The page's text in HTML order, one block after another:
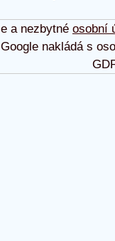
a nezbytné osobní
nakládá s